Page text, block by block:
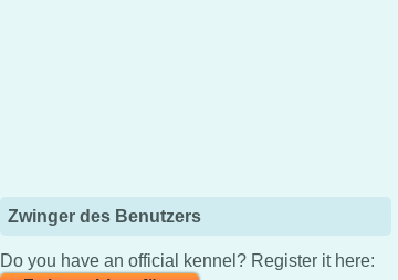
Zwinger des Benutzers
Do you have an official kennel? Register it here: